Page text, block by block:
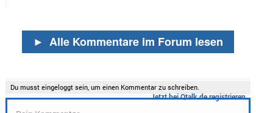
► Alle Kommentare im Forum lesen